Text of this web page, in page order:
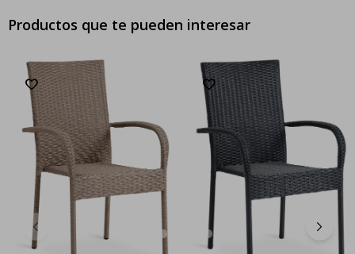
Productos que te pueden interesar